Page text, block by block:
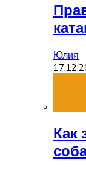
Юлия
Как